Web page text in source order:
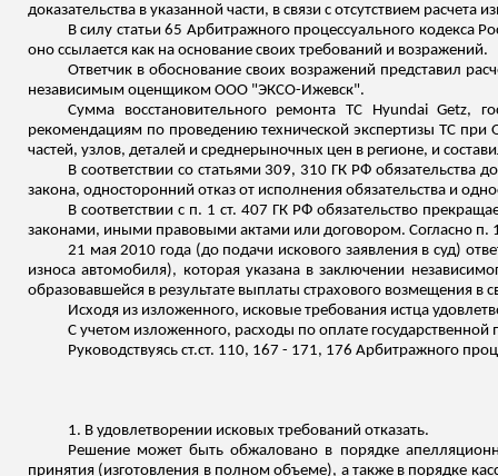
доказательства в указанной части, в связи с отсутствием расчета
В силу статьи 65 Арбитражного процессуального кодекса
оно ссылается как на основание своих требований и возражений.
Ответчик в обоснование своих возражений представил
независимым оценщиком ООО "ЭКСО-Ижевск".
Сумма восстановительного ремонта ТС Hyundai Getz,
рекомендациям по проведению технической экспертизы ТС при
частей, узлов, деталей и среднерыночных цен в регионе, и
В соответствии со статьями 309, 310 ГК РФ
закона, односторонний отказ от исполнения обязательства и
В соответствии с п. 1 ст. 407 ГК РФ обязательство
законами, иными правовыми актами или договором. Согласно п.
21 мая 2010 года (до подачи искового заявления в суд)
износа автомобиля), которая указана в заключении
образовавшейся в результате выплаты страхового возмещения в
Исходя из изложенного, исковые требования истца
С учетом изложенного, расходы по оплате
Руководствуясь ст.ст. 110, 167 - 171, 176 Арбитражного
1. В удовлетворении исковых требований отказать.
Решение может быть обжаловано в порядке
принятия (изготовления в полном объеме), а также в порядке